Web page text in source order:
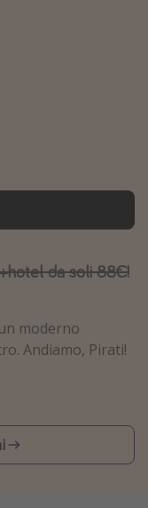
da soli 88€!
moderno
Andiamo, Pirati!